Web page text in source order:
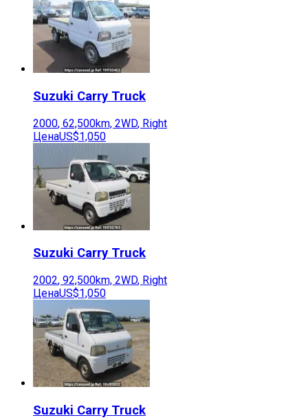
Suzuki Carry Truck
2000, 62,500km, 2WD, Right
ЦенаUS$1,050
Suzuki Carry Truck
2002, 92,500km, 2WD, Right
ЦенаUS$1,050
Suzuki Carry Truck